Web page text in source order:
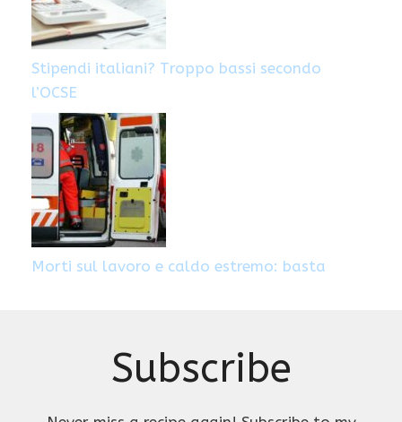
Stipendi italiani? Troppo bassi secondo
l’OCSE
Morti sul lavoro e caldo estremo: basta
Subscribe